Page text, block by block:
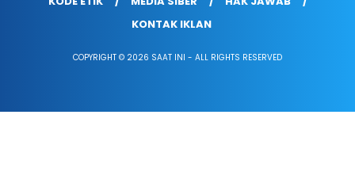
KONTAK IKLAN
COPYRIGHT © 2026 SAAT INI - ALL RIGHTS RESERVED